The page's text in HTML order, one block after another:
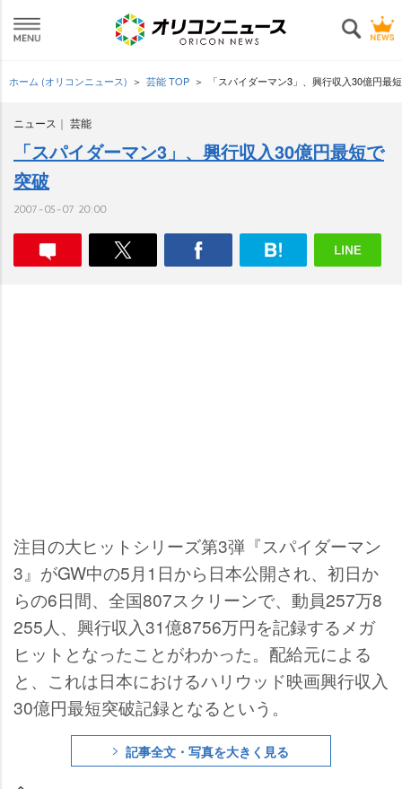
ホーム (オリコンニュース) 芸能 TOP 「スパイダーマン3」、興行収入30億円最
ニュース 芸能
「スパイダーマン3」、興行収入30億円最短で
突破
2007-05-07 20:00
注目の大ヒットシリーズ第3弾『スパイダーマン
3』がGW中の5月1日から日本公開され、初日か
らの6日間、全国807スクリーンで、動員257万8
255人、興行収入31億8756万円を記録するメガ
ヒットとなったことがわかった。配給元による
と、これは日本におけるハリウッド映画興行収入
30億円最短突破記録となるという。
記事全文・写真を大きく見る